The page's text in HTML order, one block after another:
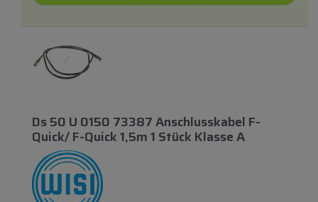
Ds 50 U 0150 73387 Anschlusskabel F-
Quick/ F-Quick 1,5m 1 Stück Klasse A